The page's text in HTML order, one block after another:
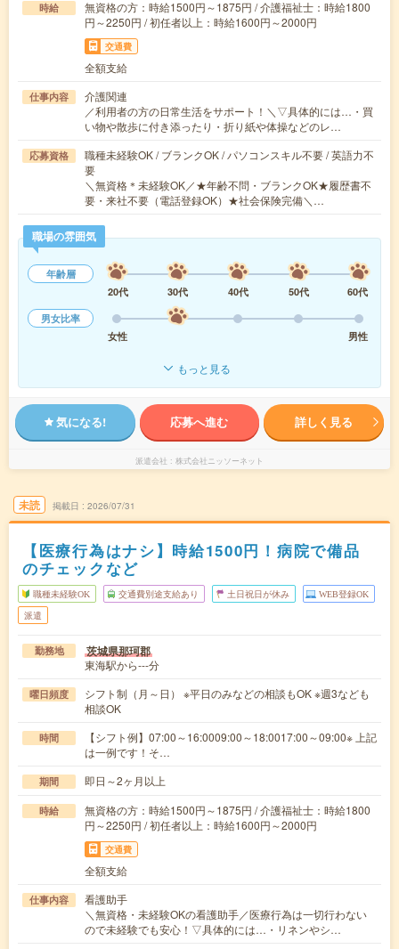
時給
無資格の方：時給1500円～1875円 / 介護福祉士：時給1800
円～2250円 / 初任者以上：時給1600円～2000円
交通費
全額支給
仕事内容
介護関連
／利用者の方の日常生活をサポート！＼▽具体的には…・買
い物や散歩に付き添ったり・折り紙や体操などのレ…
応募資格
職種未経験OK / ブランクOK / パソコンスキル不要 / 英語力不
要
＼無資格＊未経験OK／★年齢不問・ブランクOK★履歴書不
要・来社不要（電話登録OK）★社会保険完備＼…
職場の雰囲気
年齢層
20代
30代 40代 50代
60代
男女比率
女性
男性
もっと見る
気になる! 応募へ進む 詳しく見る
派遣会社 株式会社ニッソーネット
未読 掲載日 2026/07/31
【医療行為はナシ】時給1500円！病院で備品
のチェックなど
職種未経験OK 交通費別途支給あり 土日祝日が休み WEB登録OK
派遣
勤務地 茨城県那珂郡
東海駅から---分
曜日頻度
シフト制（月～日） ※平日のみなどの相談もOK ※週3なども
相談OK
時間
【シフト例】07:00～16:0009:00～18:0017:00～09:00※ 上記
は一例です！そ…
期間 即日～2ヶ月以上
時給
無資格の方：時給1500円～1875円 / 介護福祉士：時給1800
円～2250円 / 初任者以上：時給1600円～2000円
交通費
全額支給
仕事内容
看護助手
＼無資格・未経験OKの看護助手／医療行為は一切行わない
ので未経験でも安心！▽具体的には…・リネンやシ…